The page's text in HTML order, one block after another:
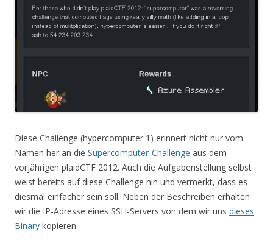
Diese Challenge (hypercomputer 1) erinnert nicht nur vom
Namen her an die Supercomputer-Challenge aus dem
vorjährigen plaidCTF 2012. Auch die Aufgabenstellung selbst
weist bereits auf diese Challenge hin und vermerkt, dass es
diesmal einfacher sein soll. Neben der Beschreiben erhalten
wir die IP-Adresse eines SSH-Servers von dem wir uns dieses
Binary kopieren.